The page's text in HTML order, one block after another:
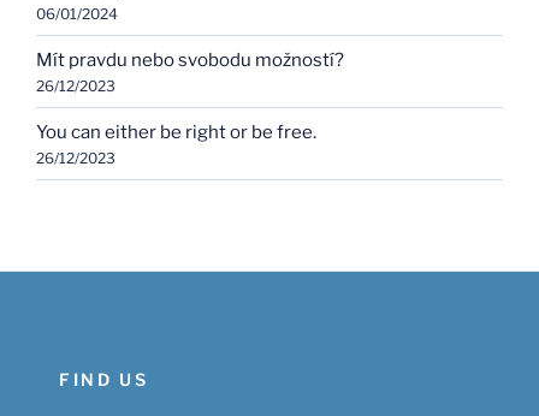
06/01/2024
Mít pravdu nebo svobodu možností?
26/12/2023
You can either be right or be free.
26/12/2023
FIND US